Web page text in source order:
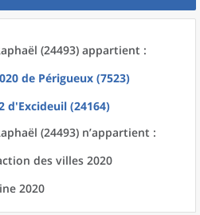
(24493) appartient :
de Périgueux (7523)
d'Excideuil (24164)
(24493) n’appartient :
des villes 2020
2020